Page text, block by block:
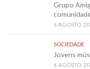
Grupo
6 AGOSTO,
SOCIEDADE
Jovens
6 AGOSTO,